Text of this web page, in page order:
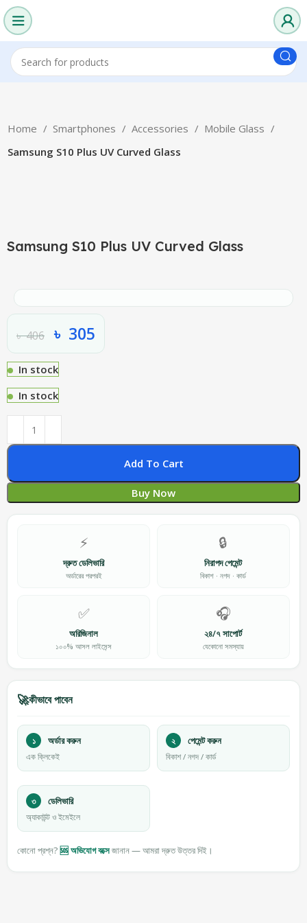
Home Smartphones Accessories
Mobile Glass
Samsung S10 Plus UV Curved Glass
Samsung S10 Plus UV Curved Glass
৳406 ৳ 305
In stock
In stock
Add To Cart
Buy Now
⚡
দ্রুত ডেলিভারি
অর্ডারের পরপরই
🔒
নিরাপদ পেমেন্ট
বিকাশ · নগদ · কার্ড
✅
অরিজিনাল
১০০% আসল লাইসেন্স
🎧
২৪/৭ সাপোর্ট
যেকোনো সমস্যায়
🚀কীভাবে পাবেন
১ অর্ডার করুন
এক ক্লিকেই
২ পেমেন্ট করুন
বিকাশ / নগদ / কার্ড
৩ ডেলিভারি
অ্যাকাউন্ট ও ইমেইলে
কোনো প্রশ্ন?🆘 অভিযোগ বক্সেজানান — আমরা দ্রুত উত্তর দিই।